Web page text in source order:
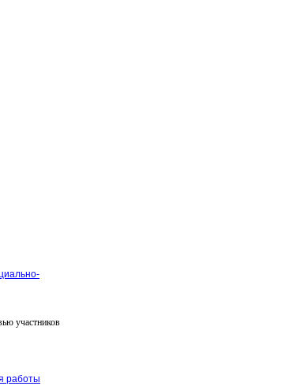
участников
работы